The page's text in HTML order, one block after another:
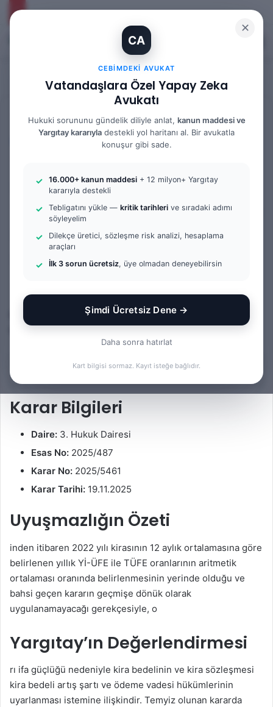
✕
CA
CEBIMDEKI AVUKAT
Vatandaşlara Özel Yapay Zeka
Avukatı
Hukuki sorununu gündelik diliyle anlat, kanun maddesi ve
Yargıtay kararıyla destekli yol haritanı al. Bir avukatla
konuşur gibi sade.
16.000+ kanun maddesi + 12 milyon+ Yargıtay
kararıyla destekli
Tebligatını yükle — kritik tarihleri ve sıradaki adımı
söyleyelim
Dilekçe üretici, sözleşme risk analizi, hesaplama
araçları
İlk 3 sorun ücretsiz, üye olmadan deneyebilirsin
Şimdi Ücretsiz Dene →
Daha sonra hatırlat
Kart bilgisi sormaz. Kayıt isteğe bağlıdır.
Kapsamında Kira Bedelinin
Tespiti Şartları ve Emsal Kira
Karşılaştırması: 3. Hukuk
Dairesi 2025/5461 K.
o
X
-
t
g
ö
e
k
Bu yazıda kira bedelinin tespiti ve i̇spatı konusuna ilişkin
Karar Bilgileri
Daire: 3. Hukuk Dairesi
Esas No: 2025/487
Karar No: 2025/5461
Karar Tarihi: 19.11.2025
Uyuşmazlığın Özeti
inden itibaren 2022 yılı kirasının 12 aylık ortalamasına göre
belirlenen yıllık Yİ-ÜFE ile TÜFE oranlarının aritmetik
ortalaması oranında belirlenmesinin yerinde olduğu ve
bahsi geçen kararın geçmişe dönük olarak
uygulanamayacağı gerekçesiyle, o
Yargıtay’ın Değerlendirmesi
rı ifa güçlüğü nedeniyle kira bedelinin ve kira sözleşmesi
kira bedeli artış şartı ve ödeme vadesi hükümlerinin
uyarlanması istemine ilişkindir. Temyiz olunan kararda